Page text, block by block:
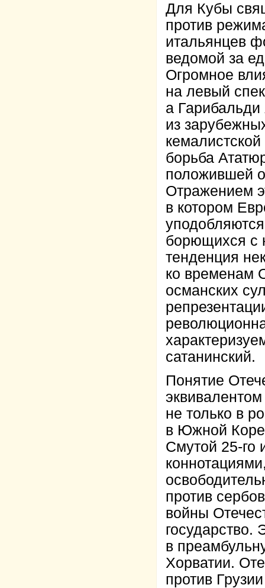
Для Кубы
против
итальянцев
ведомой за
Огромное
на левый
а
из
борьба
положившей
Отражением
в котором
борющихся с
тенденция
ко временам
османских
сатанинский.
Понятие
не только в
в Южной
Смутой 25-го
против
войны
государство.
в
Хорватии.
против